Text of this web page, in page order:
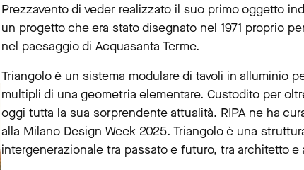
Prezzavento di veder realizzato il suo primo oggetto
un progetto che era stato disegnato nel 1971 proprio
nel paesaggio di Acquasanta Terme.
Triangolo è un sistema modulare di tavoli in alluminio
multipli di una geometria elementare. Custodito per
oggi tutta la sua sorprendente attualità. RIPA ne ha
alla Milano Design Week 2025. Triangolo è una
intergenerazionale tra passato e futuro, tra architetto